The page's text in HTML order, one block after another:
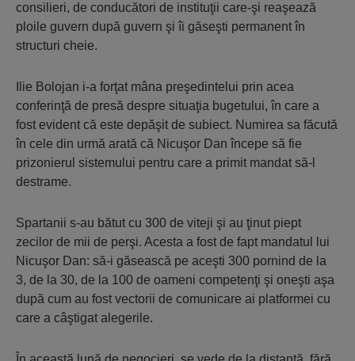
consilieri, de conducători de instituţii care-şi reaşează
ploile guvern după guvern şi îi găseşti permanent în
structuri cheie.
Ilie Bolojan i-a forţat mâna preşedintelui prin acea
conferinţă de presă despre situaţia bugetului, în care a
fost evident că este depăşit de subiect. Numirea sa făcută
în cele din urmă arată că Nicuşor Dan începe să fie
prizonierul sistemului pentru care a primit mandat să-l
destrame.
Spartanii s-au bătut cu 300 de viteji şi au ţinut piept
zecilor de mii de perşi. Acesta a fost de fapt mandatul lui
Nicuşor Dan: să-i găsească pe aceşti 300 pornind de la
3, de la 30, de la 100 de oameni competenţi şi oneşti aşa
după cum au fost vectorii de comunicare ai platformei cu
care a câştigat alegerile.